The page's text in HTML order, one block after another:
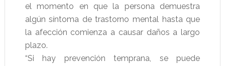
el momento en que la persona demuestra
algún síntoma de trastorno mental hasta que
la afección comienza a causar daños a largo
plazo.
“Si hay prevención temprana, se puede